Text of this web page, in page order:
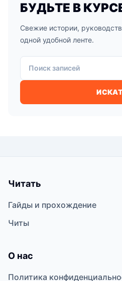
БУДЬТЕ В
Свежие истории,
одной удобной ленте.
Поиск записей
Читать
Гайды и прохождение
Читы
О нас
Политика